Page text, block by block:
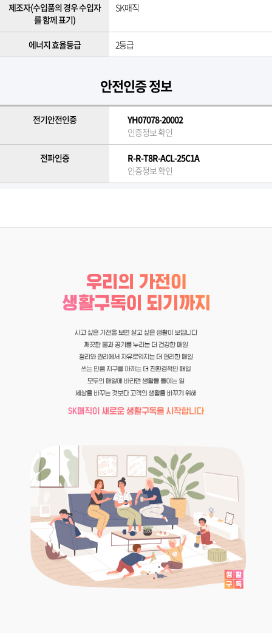
제조자(수입품의 경우 수입자
를 함께 표기)
SK매직
에너지 효율등급 2등급
안전인증 정보
전기안전인증
YH07078-20002
인증정보 확인
전파인증
R-R-T8R-ACL-25C1A
인증정보 확인